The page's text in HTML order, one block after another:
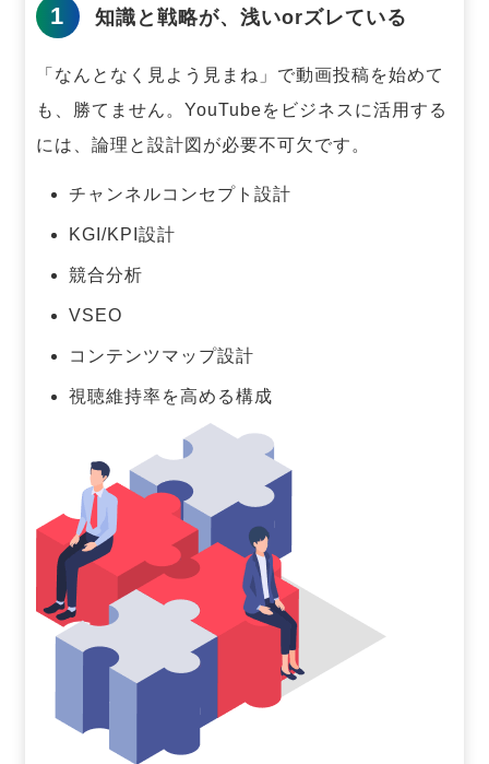
1 知識と戦略が、浅いorズレている
「なんとなく見よう見まね」で動画投稿を始めて
も、勝てません。 YouTubeをビジネスに活用する
には、論理と設計図が必要不可欠です。
チャンネルコンセプト設計
KGI/KPI設計
競合分析
VSEO
コンテンツマップ設計
視聴維持率を高める構成